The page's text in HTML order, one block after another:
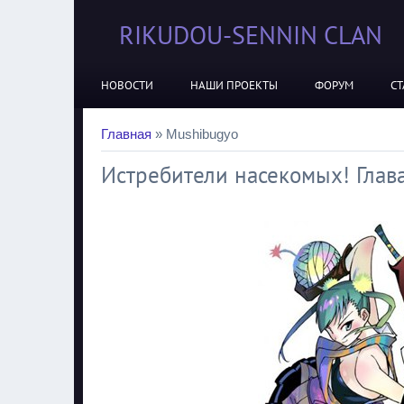
RIKUDOU-SENNIN CLAN
НОВОСТИ НАШИ ПРОЕКТЫ ФОРУМ
Главная » Mushibugyo
Истребители насекомых!